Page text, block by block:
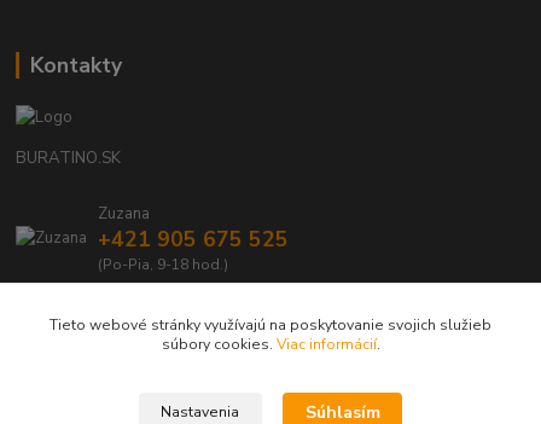
Kontakty
BURATINO.SK
Zuzana
+421 905 675 525
(Po-Pia, 9-18 hod.)
Tieto webové stránky využívajú na poskytovanie svojich služieb
súbory cookies. Viac informácií.
Nastavenia Súhlasím